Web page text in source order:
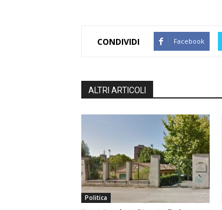
CONDIVIDI Facebook
ALTRI ARTICOLI
Politica